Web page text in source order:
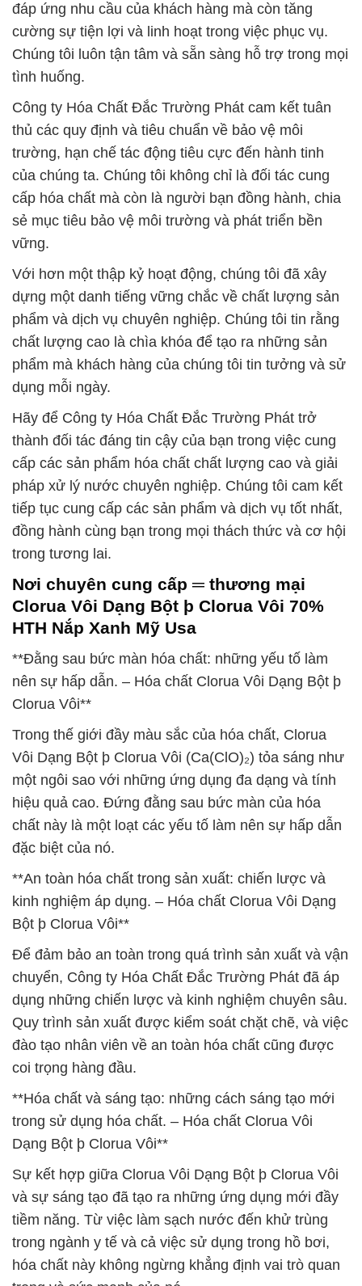
đáp ứng nhu cầu của khách hàng mà còn tăng
cường sự tiện lợi và linh hoạt trong việc phục vụ.
Chúng tôi luôn tận tâm và sẵn sàng hỗ trợ trong mọi
tình huống.
Công ty Hóa Chất Đắc Trường Phát cam kết tuân
thủ các quy định và tiêu chuẩn về bảo vệ môi
trường, hạn chế tác động tiêu cực đến hành tinh
của chúng ta. Chúng tôi không chỉ là đối tác cung
cấp hóa chất mà còn là người bạn đồng hành, chia
sẻ mục tiêu bảo vệ môi trường và phát triển bền
vững.
Với hơn một thập kỷ hoạt động, chúng tôi đã xây
dựng một danh tiếng vững chắc về chất lượng sản
phẩm và dịch vụ chuyên nghiệp. Chúng tôi tin rằng
chất lượng cao là chìa khóa để tạo ra những sản
phẩm mà khách hàng của chúng tôi tin tưởng và sử
dụng mỗi ngày.
Hãy để Công ty Hóa Chất Đắc Trường Phát trở
thành đối tác đáng tin cậy của bạn trong việc cung
cấp các sản phẩm hóa chất chất lượng cao và giải
pháp xử lý nước chuyên nghiệp. Chúng tôi cam kết
tiếp tục cung cấp các sản phẩm và dịch vụ tốt nhất,
đồng hành cùng bạn trong mọi thách thức và cơ hội
trong tương lai.
Nơi chuyên cung cấp ═ thương mại
Clorua Vôi Dạng Bột þ Clorua Vôi 70%
HTH Nắp Xanh Mỹ Usa
**Đằng sau bức màn hóa chất: những yếu tố làm
nên sự hấp dẫn. – Hóa chất Clorua Vôi Dạng Bột þ
Clorua Vôi**
Trong thế giới đầy màu sắc của hóa chất, Clorua
Vôi Dạng Bột þ Clorua Vôi (Ca(ClO)₂) tỏa sáng như
một ngôi sao với những ứng dụng đa dạng và tính
hiệu quả cao. Đứng đằng sau bức màn của hóa
chất này là một loạt các yếu tố làm nên sự hấp dẫn
đặc biệt của nó.
**An toàn hóa chất trong sản xuất: chiến lược và
kinh nghiệm áp dụng. – Hóa chất Clorua Vôi Dạng
Bột þ Clorua Vôi**
Để đảm bảo an toàn trong quá trình sản xuất và vận
chuyển, Công ty Hóa Chất Đắc Trường Phát đã áp
dụng những chiến lược và kinh nghiệm chuyên sâu.
Quy trình sản xuất được kiểm soát chặt chẽ, và việc
đào tạo nhân viên về an toàn hóa chất cũng được
coi trọng hàng đầu.
**Hóa chất và sáng tạo: những cách sáng tạo mới
trong sử dụng hóa chất. – Hóa chất Clorua Vôi
Dạng Bột þ Clorua Vôi**
Sự kết hợp giữa Clorua Vôi Dạng Bột þ Clorua Vôi
và sự sáng tạo đã tạo ra những ứng dụng mới đầy
tiềm năng. Từ việc làm sạch nước đến khử trùng
trong ngành y tế và cả việc sử dụng trong hồ bơi,
hóa chất này không ngừng khẳng định vai trò quan